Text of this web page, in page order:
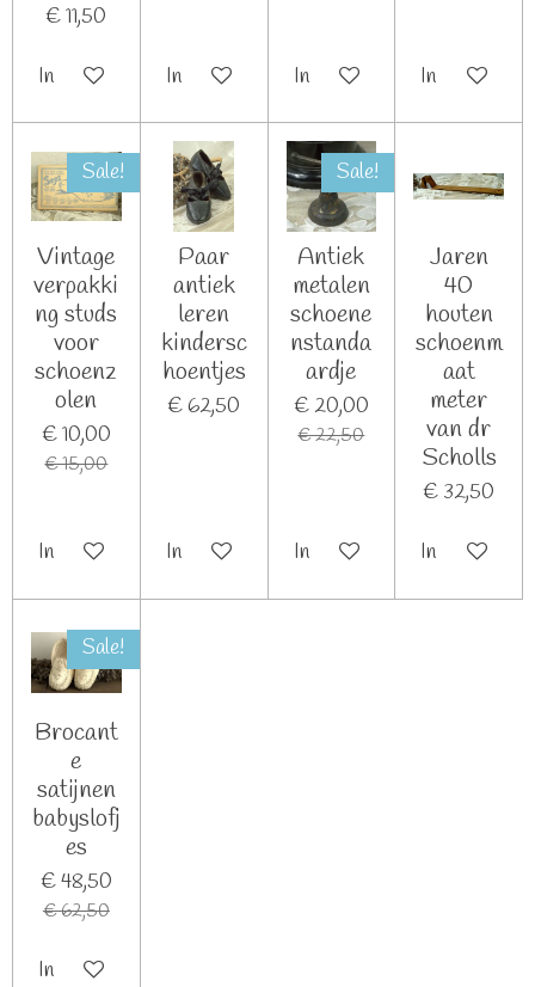
€ 11,50
In winkelwagen In winkelwagen In winkelwagen In
Sale!
Vintage
verpakki
ng studs
voor
schoenz
olen
€ 10,00
€ 15,00
In winkelwagen
Paar
antiek
leren
kindersc
hoentjes
€ 62,50
In winkelwagen
Sale!
Antiek
metalen
schoene
nstanda
ardje
€ 20,00
€ 22,50
In winkelwagen
Jaren
40
houten
schoenm
aat
meter
van dr
Scholls
€ 32,50
In
Sale!
Brocant
e
satijnen
babyslofj
es
€ 48,50
€ 62,50
In winkelwagen